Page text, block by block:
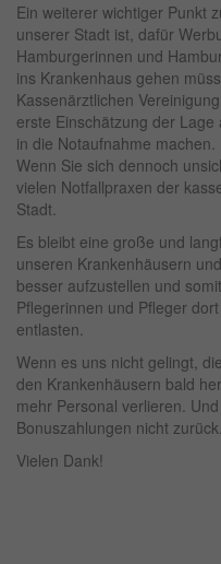
Ein weiterer wichtiger Punkt
unserer Stadt ist, dafür
Hamburgerinnen und
ins Krankenhaus gehen
Kassenärztlichen
erste Einschätzung der
in die Notaufnahme machen.
Wenn Sie sich dennoch
vielen Notfallpraxen der
Stadt.
Es bleibt eine große und
unseren Krankenhäusern
besser aufzustellen und
Pflegerinnen und Pfleger
entlasten.
Wenn es uns nicht gelingt,
den Krankenhäusern bald
mehr Personal verlieren.
Bonuszahlungen nicht zurück.
Vielen Dank!